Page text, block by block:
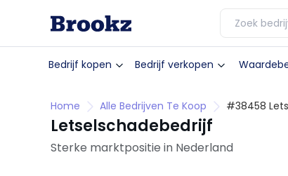
Bedrijf kopen Bedrijf verkopen
Home Alle Bedrijven Te Koop #38458
Letselschadebedrijf
Sterke marktpositie in Nederland